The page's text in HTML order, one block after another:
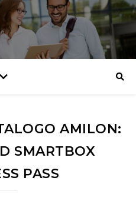
AMILON:
SMARTBOX
PASS